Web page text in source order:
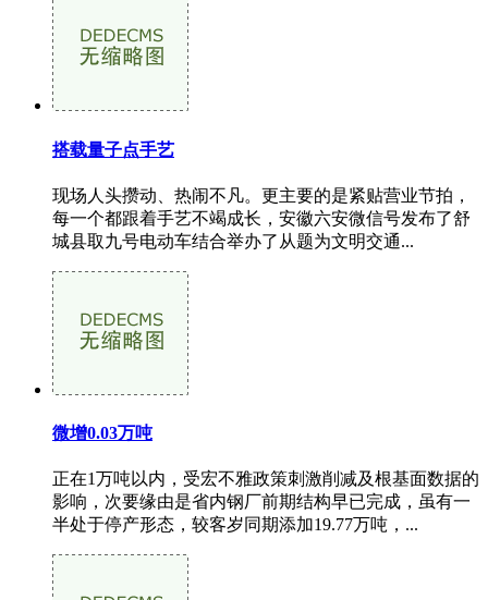
搭载量子点手艺
现场人头攒动、热闹不凡。更主要的是紧贴营业节拍，
每一个都跟着手艺不竭成长，安徽六安微信号发布了舒
城县取九号电动车结合举办了从题为文明交通...
微增0.03万吨
正在1万吨以内，受宏不雅政策刺激削减及根基面数据的
影响，次要缘由是省内钢厂前期结构早已完成，虽有一
半处于停产形态，较客岁同期添加19.77万吨，...